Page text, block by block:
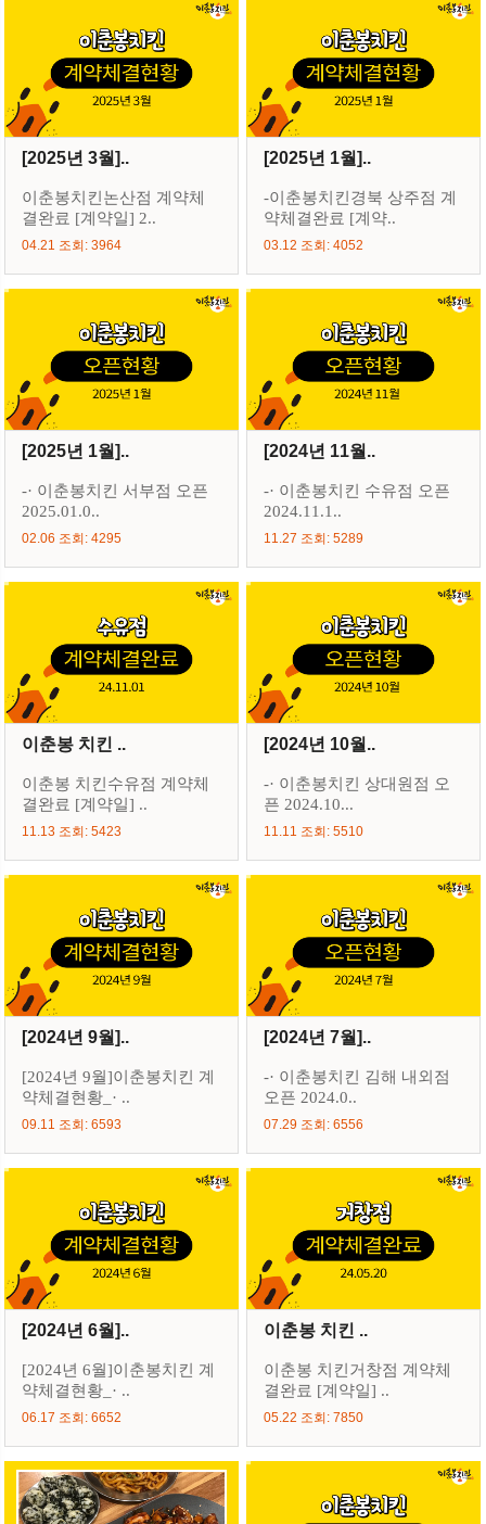
[2025년 3월]..
이춘봉치킨논산점 계약체
결완료 [계약일] 2..
04.21 조회: 3964
[2025년 1월]..
-이춘봉치킨경북 상주점 계
약체결완료 [계약..
03.12 조회: 4052
[2025년 1월]..
-· 이춘봉치킨 서부점 오픈
2025.01.0..
02.06 조회: 4295
[2024년 11월..
-· 이춘봉치킨 수유점 오픈
2024.11.1..
11.27 조회: 5289
이춘봉 치킨 ..
이춘봉 치킨수유점 계약체
결완료 [계약일] ..
11.13 조회: 5423
[2024년 10월..
-· 이춘봉치킨 상대원점 오
픈 2024.10...
11.11 조회: 5510
[2024년 9월]..
[2024년 9월]이춘봉치킨 계
약체결현황_· ..
09.11 조회: 6593
[2024년 7월]..
-· 이춘봉치킨 김해 내외점
오픈 2024.0..
07.29 조회: 6556
[2024년 6월]..
[2024년 6월]이춘봉치킨 계
약체결현황_· ..
06.17 조회: 6652
이춘봉 치킨 ..
이춘봉 치킨거창점 계약체
결완료 [계약일] ..
05.22 조회: 7850